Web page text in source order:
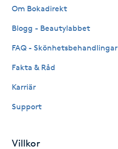
Healing
Herrklippning
Om Bokadirekt
Blogg - Beautylabbet
FAQ - Skönhetsbehandlingar
Fakta & Råd
Karriär
Support
Villkor